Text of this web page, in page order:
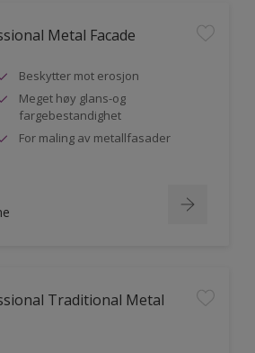
Metal Facade
Beskytter mot erosjon
Meget høy glans-og
fargebestandighet
For maling av metallfasader
Traditional Metal